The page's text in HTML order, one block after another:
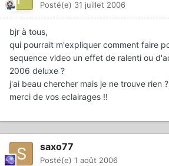
Posté(e) 31 juillet 2006
bjr à tous,
qui pourrait m'expliquer comment faire
sequence video un effet de ralenti ou
2006 deluxe ?
j'ai beau chercher mais je ne trouve rien ?
merci de vos eclairages !!
saxo77
Posté(e) 1 août 2006